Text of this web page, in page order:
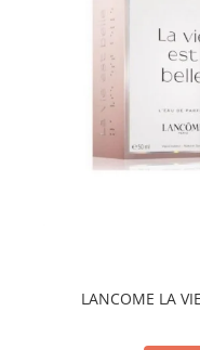
LANCOME LA